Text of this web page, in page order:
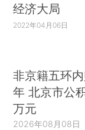
经济大局
2022年04月06日
非京籍五环
年 北京市公
万元
2026年08月08日